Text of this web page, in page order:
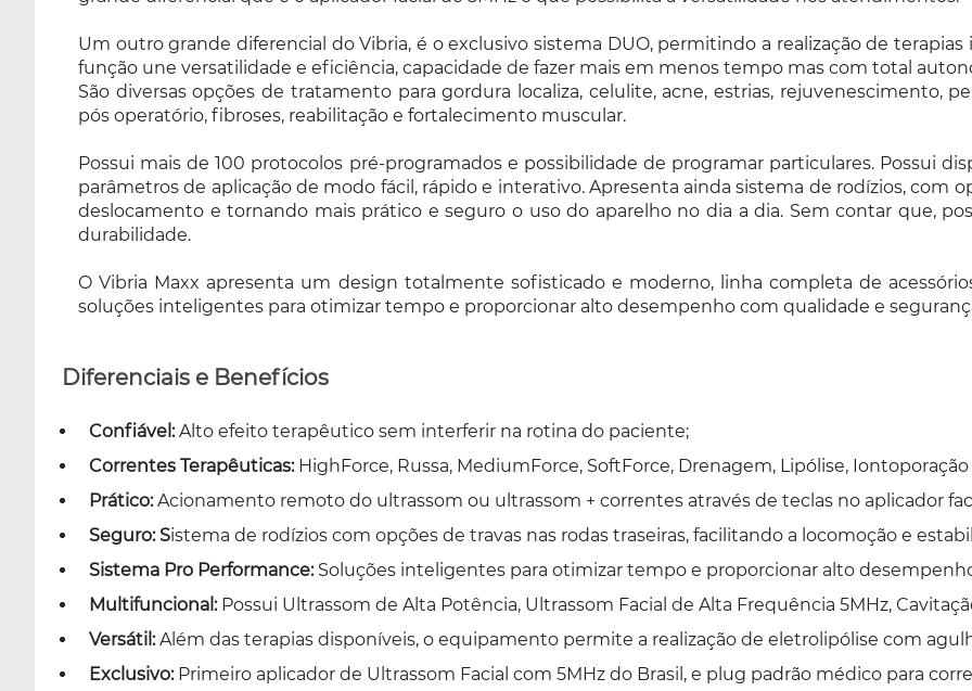
particulares. Possui display Touch Screen de 8”
para configuração dos parâmetros de
aplicação de modo fácil, rápido e interativo.
Apresenta ainda sistema de rodízios, com
facilitando o deslocamento e tornando mais
prático e seguro o uso do aparelho no dia a
dia. Sem contar que, possui plug padrão
Vibria Maxx apresenta um design totalmente
sofisticado e moderno, linha completa de
acessórios e Sistema Pro Performance,
otimizar tempo e proporcionar alto
Um outro grande diferencial do Vibria, é o exclusivo sistema DUO, permitindo a realização de
função une versatilidade e eficiência, capacidade de fazer mais em menos tempo mas com total
São diversas opções de tratamento para gordura localiza, celulite, acne, estrias, rejuvenescimento,
pós operatório, fibroses, reabilitação e fortalecimento muscular.
Possui mais de 100 protocolos pré-programados e possibilidade de programar particulares. Possui
parâmetros de aplicação de modo fácil, rápido e interativo. Apresenta ainda sistema de rodízios, com
deslocamento e tornando mais prático e seguro o uso do aparelho no dia a dia. Sem contar que,
durabilidade.
O Vibria Maxx apresenta um design totalmente sofisticado e moderno, linha completa de
soluções inteligentes para otimizar tempo e proporcionar alto desempenho com qualidade e
Diferenciais e Benefícios
Confiável:Alto efeito terapêutico sem interferir na rotina do paciente;
Correntes Terapêuticas:HighForce, Russa, MediumForce, SoftForce, Drenagem, Lipólise, Iontoporação
Prático:Acionamento remoto do ultrassom ou ultrassom + correntes através de teclas no aplicador
Seguro: Sistema de rodízios com opções de travas nas rodas traseiras, facilitando a locomoção e
Sistema Pro Performance:Soluções inteligentes para otimizar tempo e proporcionar alto
Multifuncional:Possui Ultrassom de Alta Potência, Ultrassom Facial de Alta Frequência 5MHz,
Versátil:Além das terapias disponíveis, o equipamento permite a realização de eletrolipólise com
Exclusivo:Primeiro aplicador de Ultrassom Facial com 5MHz do Brasil, e plug padrão médico para